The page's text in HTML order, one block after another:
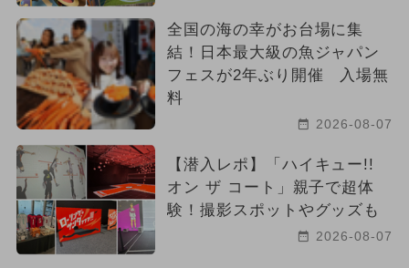
全国の海の幸がお台場に集
結！日本最大級の魚ジャパン
フェスが2年ぶり開催 入場無
料
2026-08-07
【潜入レポ】「ハイキュー!!
オン ザ コート」親子で超体
験！撮影スポットやグッズも
2026-08-07